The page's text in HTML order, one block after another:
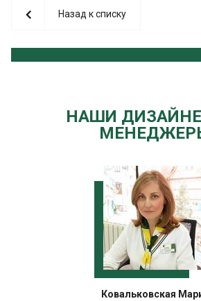
Назад к списку
НАШИ
Ковальковская